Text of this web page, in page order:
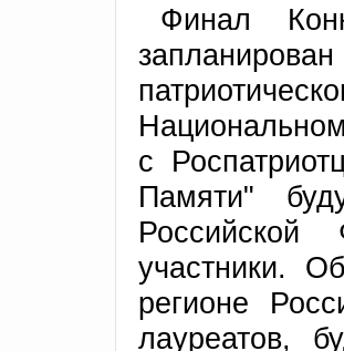
Финал
с
Памяти"
Российской
участники.
регионе
лауреатов,